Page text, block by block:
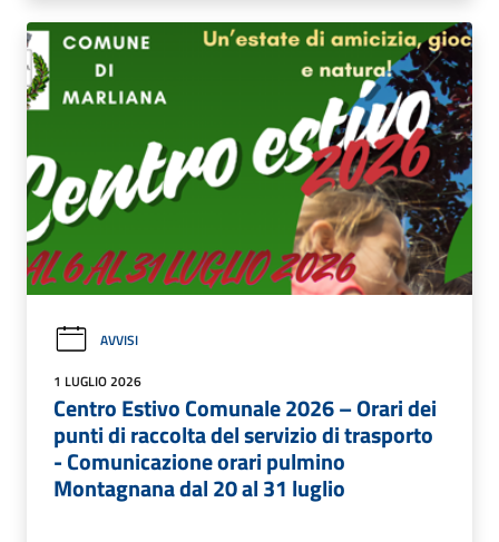
AVVISI
1 LUGLIO 2026
Centro Estivo Comunale 2026 – Orari dei
punti di raccolta del servizio di trasporto
- Comunicazione orari pulmino
Montagnana dal 20 al 31 luglio